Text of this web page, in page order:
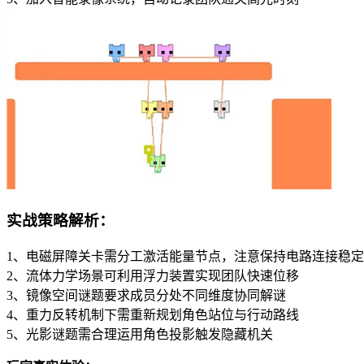
实战策略解析：
1、电磁屏障关卡需分工激活能量节点，注意保持电路连接稳
2、流体力学场景可利用浮力装置实现团队快速位移
3、镜像空间谜题要求成员分处不同维度协同解谜
4、重力反转机制下需重新规划角色站位与行动路线
5、光影谜题需合理运用角色投影触发隐藏机关